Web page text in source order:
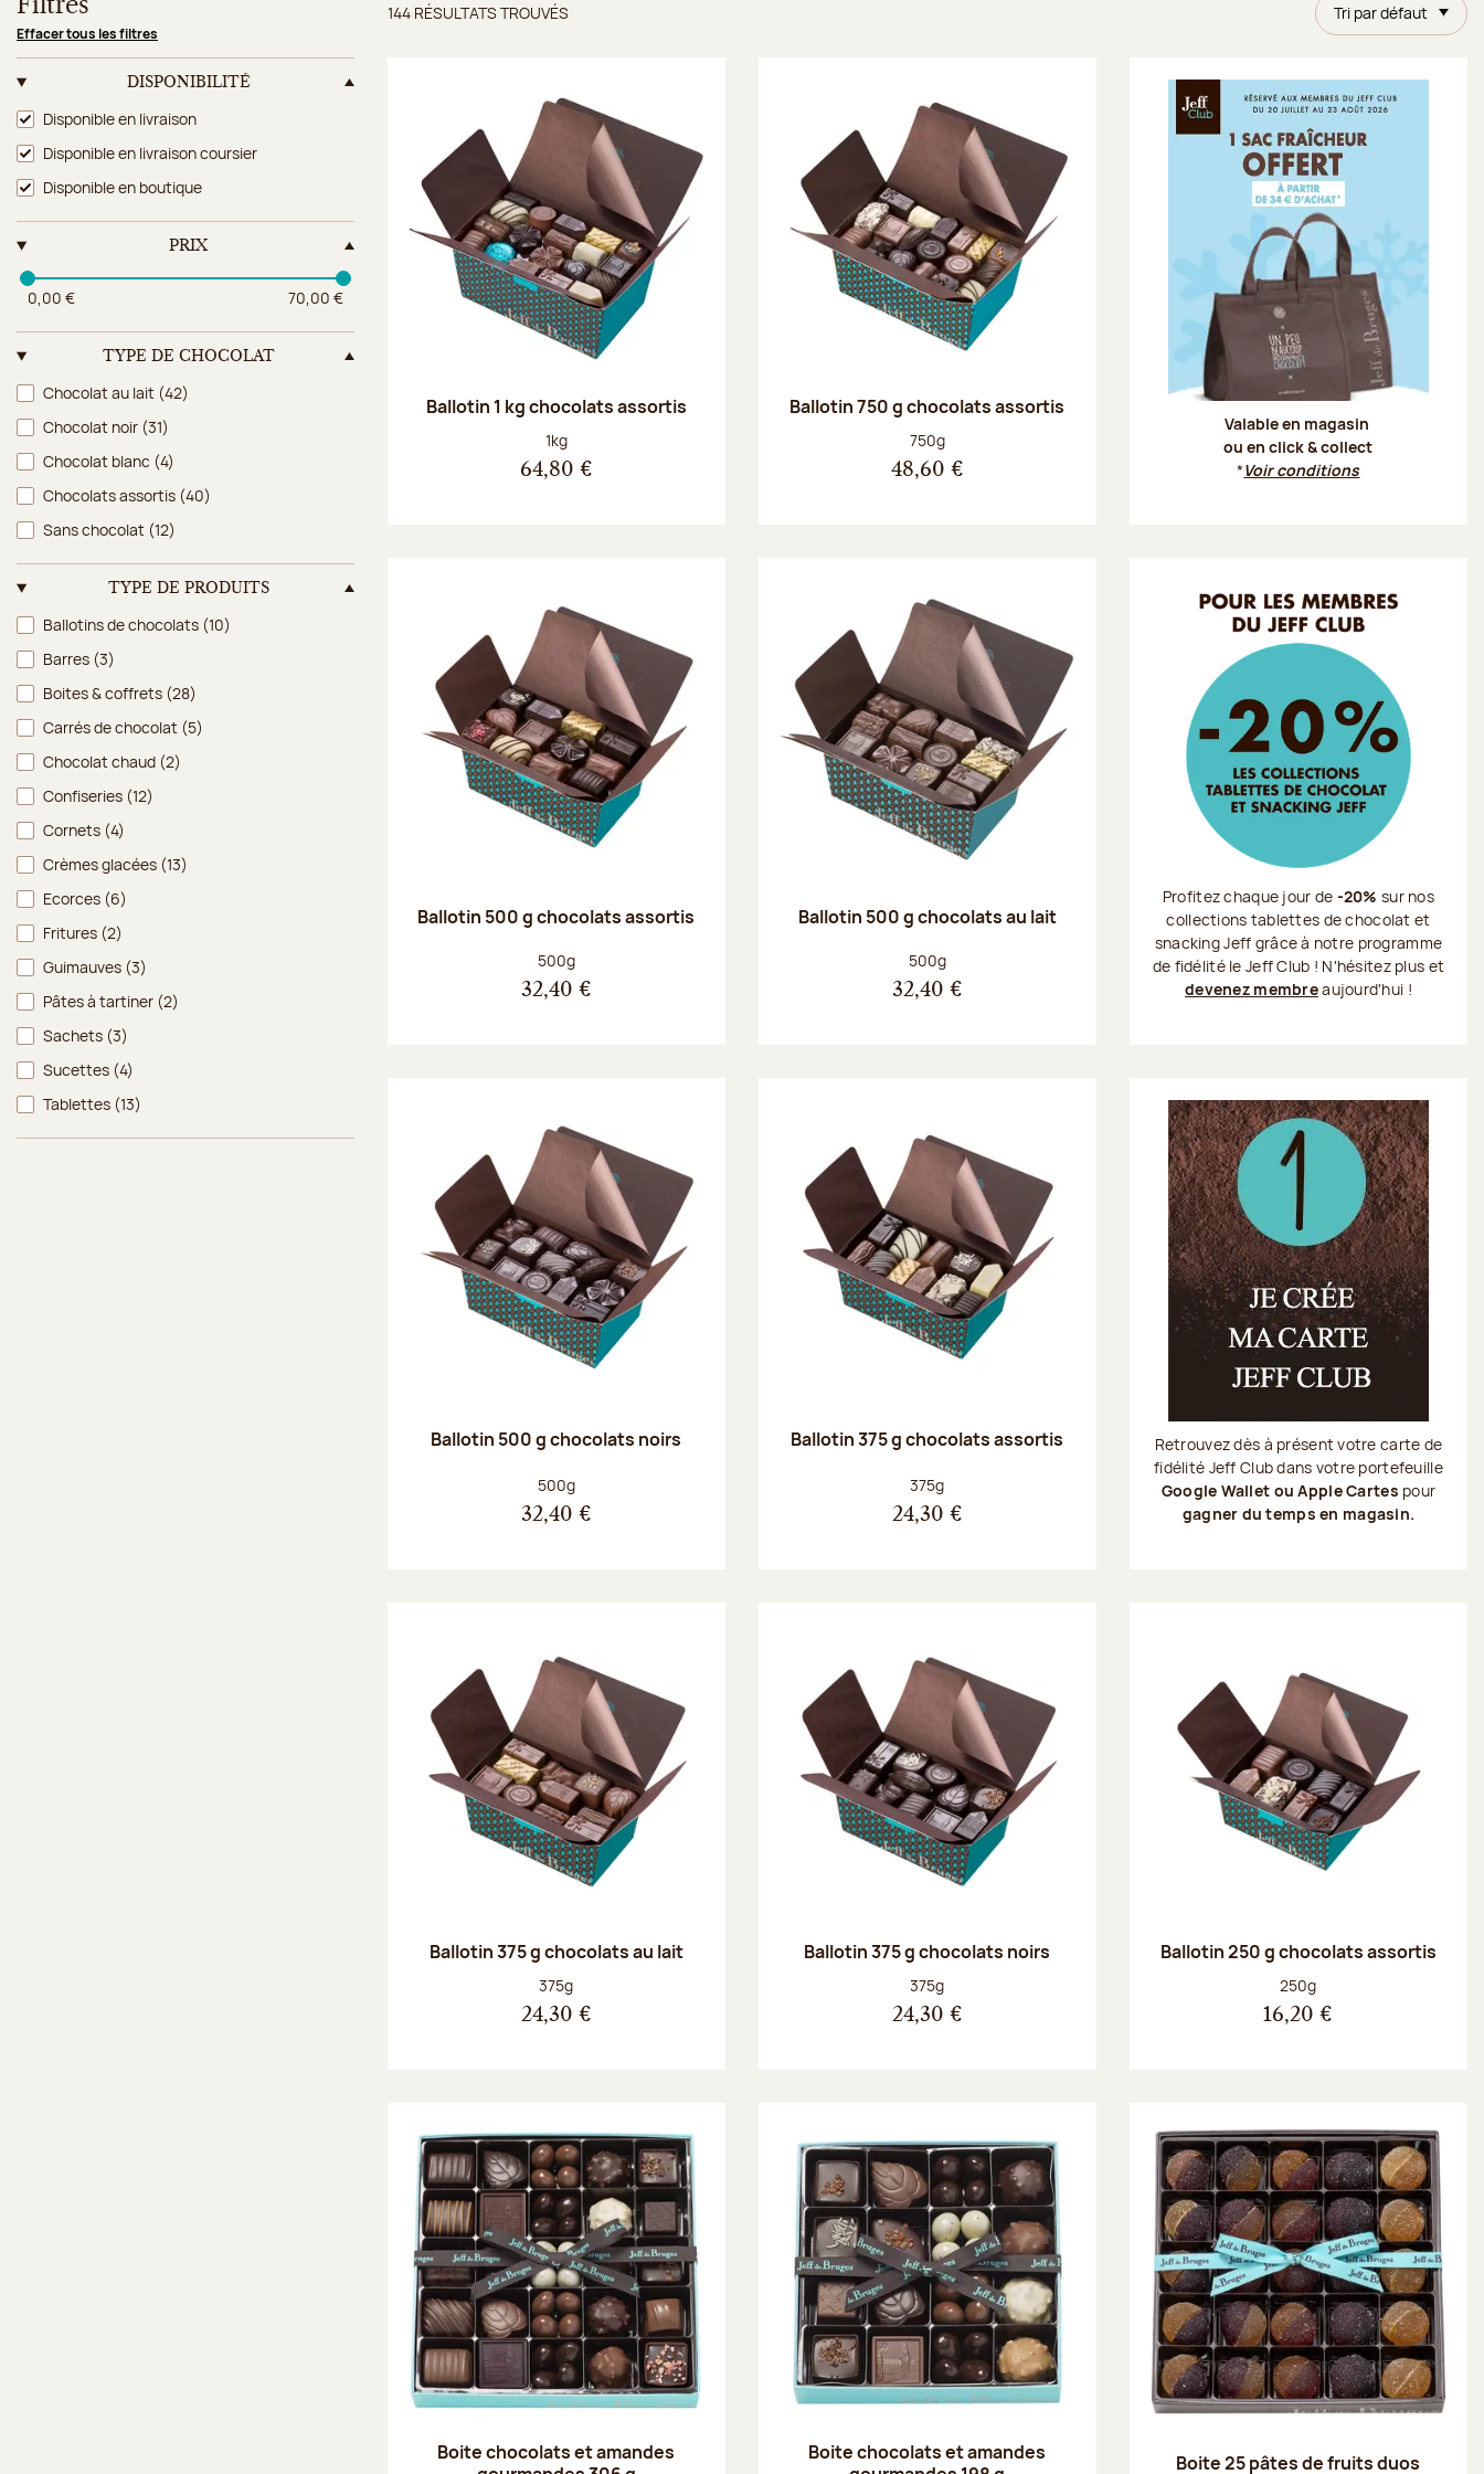
Filtres
Effacer tous les filtres
DISPONIBILITÉ
Disponibilité
Disponible en livraison
Disponible en livraison coursier
Disponible en boutique
PRIX
0,00 € 70,00 €
TYPE DE CHOCOLAT
Type de chocolat
Chocolat au lait (42)
Chocolat noir (31)
Chocolat blanc (4)
Chocolats assortis (40)
Sans chocolat (12)
TYPE DE PRODUITS
Type de produits
Ballotins de chocolats (10)
Barres (3)
Boites & coffrets (28)
Carrés de chocolat (5)
Chocolat chaud (2)
Confiseries (12)
Cornets (4)
Crèmes glacées (13)
Ecorces (6)
Fritures (2)
Guimauves (3)
Pâtes à tartiner (2)
Sachets (3)
Sucettes (4)
Tablettes (13)
Tri par défaut
Résultats trouvés
144 RÉSULTATS TROUVÉS
Ballotin 1 kg chocolats assortis
Poids net :
1kg
64,80 €
Ballotin 750 g chocolats assortis
Poids net :
750g
48,60 €
Valable en magasin
ou en click & collect
*Voir conditions
Ballotin 500 g chocolats assortis
Poids net :
500g
32,40 €
Ballotin 500 g chocolats au lait
Poids net :
500g
32,40 €
Profitez chaque jour de -20% sur nos
collections tablettes de chocolat et
snacking Jeff grâce à notre programme
de fidélité le Jeff Club ! N'hésitez plus et
devenez membreaujourd'hui !
Ballotin 500 g chocolats noirs
Poids net :
500g
32,40 €
Ballotin 375 g chocolats assortis
Poids net :
375g
24,30 €
Retrouvez dès à présent votre carte de
fidélité Jeff Club dans votre portefeuille
Google Wallet ou Apple Cartes pour
gagner du temps en magasin.
Ballotin 375 g chocolats au lait
Poids net :
375g
24,30 €
Ballotin 375 g chocolats noirs
Poids net :
375g
24,30 €
Ballotin 250 g chocolats assortis
Poids net :
250g
16,20 €
Boite chocolats et amandes
Boite chocolats et amandes
Boite 25 pâtes de fruits duos